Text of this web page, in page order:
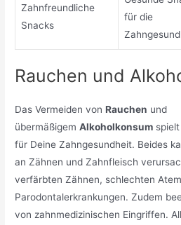
Zahnfreundliche
Snacks
für die
Rauchen und
Das Vermeiden vonRauchen und
übermäßigemAlkoholkonsum
für Deine Zahngesundheit. Beides
an Zähnen und Zahnfleisch
verfärbten Zähnen, schlechten
Parodontalerkrankungen. Zudem
von zahnmedizinischen Eingriffen.